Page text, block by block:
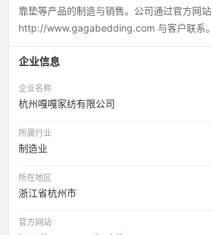
靠垫等产品的制造与销售。公司通过官方网站
http://www.gagabedding.com 与客户联系。
企业信息
企业名称
杭州嘎嘎家纺有限公司
所属行业
制造业
所在地区
浙江省杭州市
官方网站